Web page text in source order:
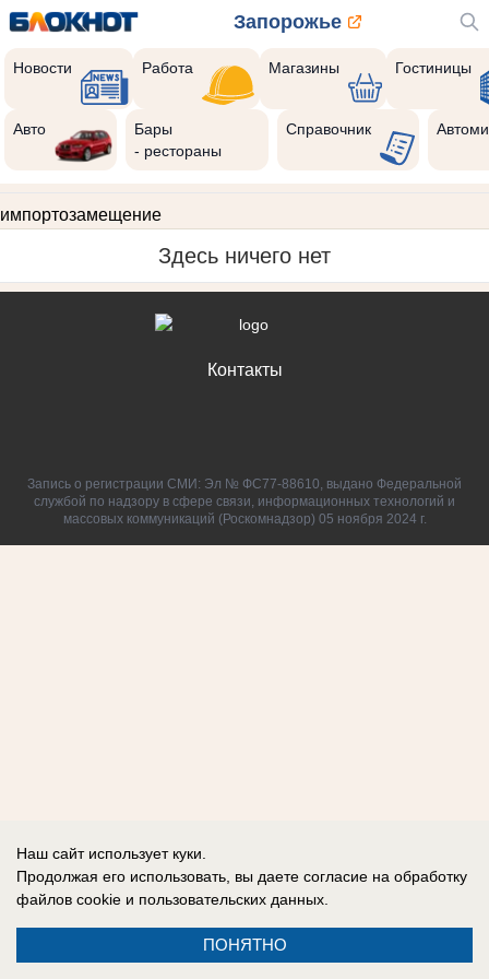
Запорожье
Новости Работа Магазины Гостиницы
Авто
Бары
- рестораны
Справочник
импортозамещение
Здесь ничего нет
Контакты
Запись о регистрации СМИ: Эл № ФС77-88610, выдано Федеральной
службой по надзору в сфере связи, информационных технологий и
массовых коммуникаций (Роскомнадзор) 05 ноября 2024 г.
Наш сайт использует куки.
Продолжая его использовать, вы даете согласие на обработку
файлов cookie и пользовательских данных.
ПОНЯТНО